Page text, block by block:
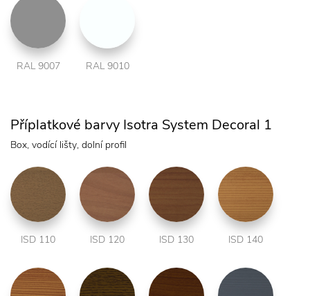
RAL 9007 RAL 9010
Příplatkové barvy Isotra System Decoral 1
Box, vodící lišty, dolní profil
ISD 110 ISD 120 ISD 130 ISD 140